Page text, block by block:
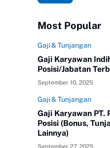
Most Popular
Gaji & Tunjangan
Gaji Karyawan
Posisi/Jabatan
September 10, 2025
Gaji & Tunjangan
Gaji Karyawan PT.
Posisi (Bonus,
Lainnya)
September 27, 2025